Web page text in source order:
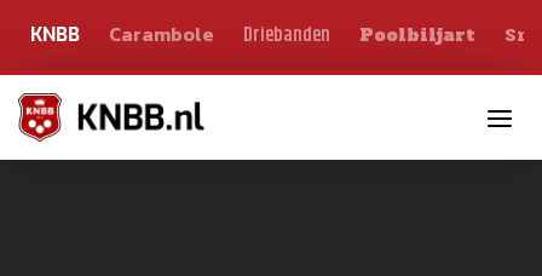
KNBB Carambole Driebanden Poolbiljart